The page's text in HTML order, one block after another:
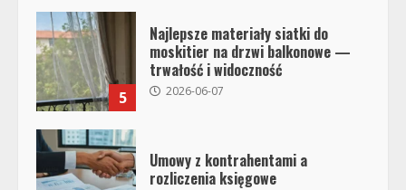
5
Najlepsze materiały siatki do
moskitier na drzwi balkonowe —
trwałość i widoczność
2026-06-07
Umowy z kontrahentami a
rozliczenia księgowe